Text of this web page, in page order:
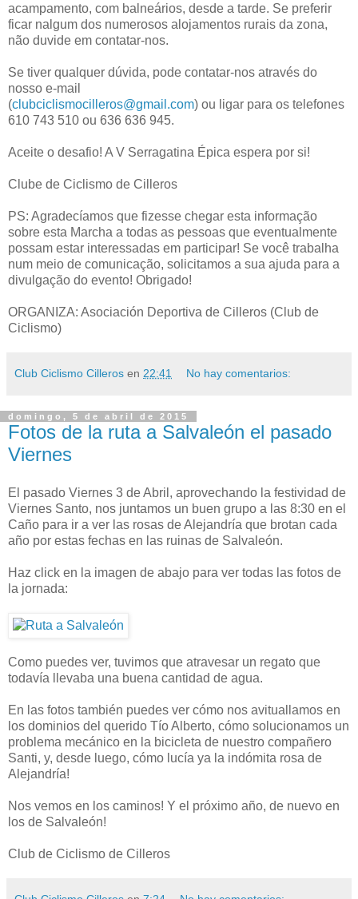
acampamento, com balneários, desde a tarde. Se preferir
ficar nalgum dos numerosos alojamentos rurais da zona,
não duvide em contatar-nos.
Se tiver qualquer dúvida, pode contatar-nos através do
nosso e-mail
(clubciclismocilleros@gmail.com) ou ligar para os telefones
610 743 510 ou 636 636 945.
Aceite o desafio! A V Serragatina Épica espera por si!
Clube de Ciclismo de Cilleros
PS: Agradecíamos que fizesse chegar esta informação
sobre esta Marcha a todas as pessoas que eventualmente
possam estar interessadas em participar! Se você trabalha
num meio de comunicação, solicitamos a sua ajuda para a
divulgação do evento! Obrigado!
ORGANIZA: Asociación Deportiva de Cilleros (Club de
Ciclismo)
Club Ciclismo Cilleros en 22:41 No hay comentarios:
domingo, 5 de abril de 2015
Fotos de la ruta a Salvaleón el pasado
Viernes
El pasado Viernes 3 de Abril, aprovechando la festividad de
Viernes Santo, nos juntamos un buen grupo a las 8:30 en el
Caño para ir a ver las rosas de Alejandría que brotan cada
año por estas fechas en las ruinas de Salvaleón.
Haz click en la imagen de abajo para ver todas las fotos de
la jornada:
Como puedes ver, tuvimos que atravesar un regato que
todavía llevaba una buena cantidad de agua.
En las fotos también puedes ver cómo nos avituallamos en
los dominios del querido Tío Alberto, cómo solucionamos un
problema mecánico en la bicicleta de nuestro compañero
Santi, y, desde luego, cómo lucía ya la indómita rosa de
Alejandría!
Nos vemos en los caminos! Y el próximo año, de nuevo en
los de Salvaleón!
Club de Ciclismo de Cilleros